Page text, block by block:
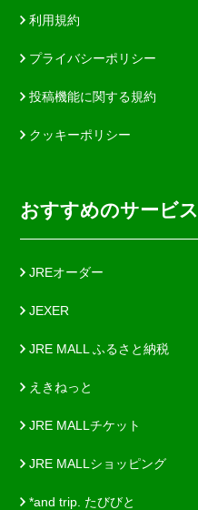
利用規約
プライバシーポリシー
投稿機能に関する規約
クッキーポリシー
おすすめのサービス
JREオーダー
JEXER
JRE MALL ふるさと納税
えきねっと
JRE MALLチケット
JRE MALLショッピング
*and trip. たびびと